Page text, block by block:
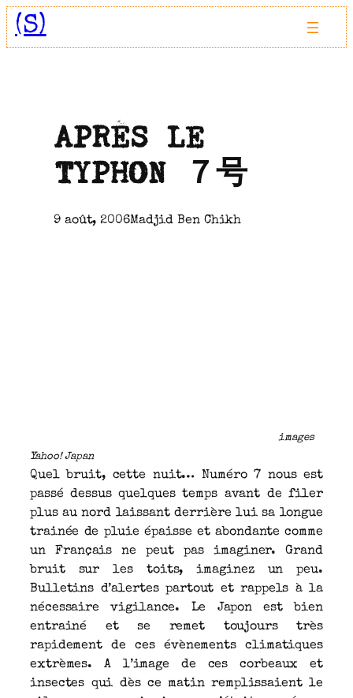
Aller
au(S)
APRÈS LE
TYPHON ７号
9 août, 2006Madjid Ben Chikh
images
Yahoo! Japan
Quel bruit, cette nuit… Numéro 7 nous est
passé dessus quelques temps avant de filer
plus au nord laissant derrière lui sa longue
trainée de pluie épaisse et abondante comme
un Français ne peut pas imaginer. Grand
bruit sur les toits, imaginez un peu.
Bulletins d’alertes partout et rappels à la
nécessaire vigilance. Le Japon est bien
entrainé et se remet toujours très
rapidement de ces évènements climatiques
extrèmes. A l’image de ces corbeaux et
insectes qui dès ce matin remplissaient le